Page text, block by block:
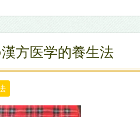
方医学的養生法